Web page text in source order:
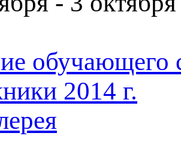
обучающего
2014 г.